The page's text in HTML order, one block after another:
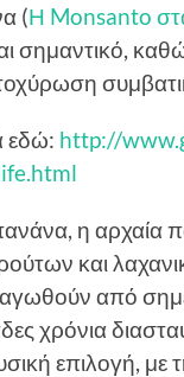
(Η Monsanto
σημαντικό,
εδώ: http://
η αρχαία
και
από
χρόνια
επιλογή, με